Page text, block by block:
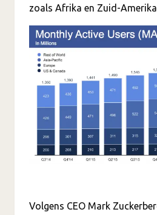
zoals Afrika en Zuid-
Volgens CEO Mark